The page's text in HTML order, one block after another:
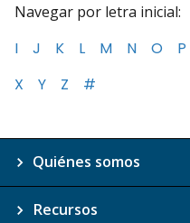
Navegar por letra inicial:
I
J K L M N O P
X
Y Z #
Quiénes somos
Recursos